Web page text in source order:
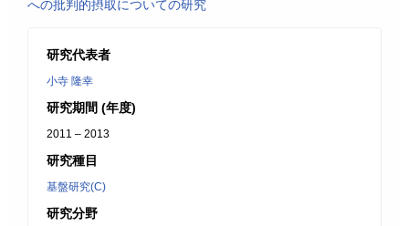
への批判的摂取についての研究
研究代表者
小寺 隆幸
研究期間 (年度)
2011 – 2013
研究種目
基盤研究(C)
研究分野